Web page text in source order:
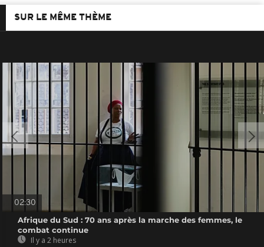
SUR LE MÊME THÈME
02:30
Afrique du Sud : 70 ans après la marche des femmes, le
combat continue
Il y a 2 heures